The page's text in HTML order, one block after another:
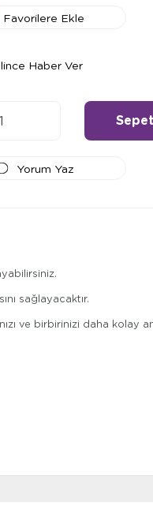
Favorilere Ekle
Haber Ver
Yorum Yaz
sağlayacaktır.
ve birbirinizi daha kolay